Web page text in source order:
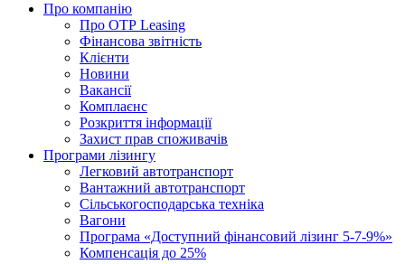
Про компанію
Про ОТР Leasing
Фінансова звітність
Клієнти
Новини
Вакансії
Комплаєнс
Розкриття інформації
Захист прав споживачів
Програми лізингу
Легковий автотранспорт
Вантажний автотранспорт
Cільськогосподарська техніка
Вагони
Програма «Доступний фінансовий лізинг 5-7-9%»
Компенсація до 25%